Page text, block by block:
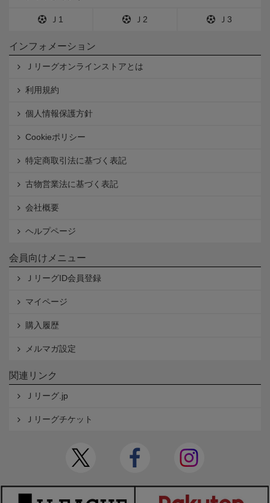
Ｊ1 Ｊ2 Ｊ3
インフォメーション
Ｊリーグオンラインストアとは
利用規約
個人情報保護方針
Cookieポリシー
特定商取引法に基づく表記
古物営業法に基づく表記
会社概要
ヘルプページ
会員向けメニュー
ＪリーグID会員登録
マイページ
購入履歴
メルマガ設定
関連リンク
Ｊリーグ.jp
Ｊリーグチケット